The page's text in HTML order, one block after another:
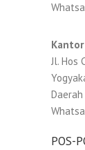
Kantor
Jl. Hos
POS-